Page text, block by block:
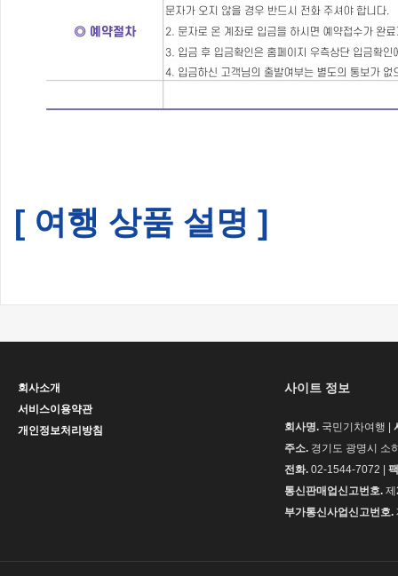
[ 여행 상품 설명 ]
회사소개
서비스이용약관
개인정보처리방침
사이트 정보
회사명. 국민기차여행 |
주소. 경기도 광명시 소
전화. 02-1544-7072 |
통신판매업신고번호.
부가통신사업신고번호.